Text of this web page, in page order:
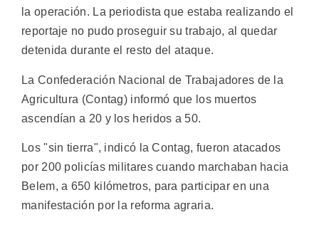
la operación. La periodista que estaba realizando el
reportaje no pudo proseguir su trabajo, al quedar
detenida durante el resto del ataque.
La Confederación Nacional de Trabajadores de la
Agricultura (Contag) informó que los muertos
ascendían a 20 y los heridos a 50.
Los "sin tierra", indicó la Contag, fueron atacados
por 200 policías militares cuando marchaban hacia
Belem, a 650 kilómetros, para participar en una
manifestación por la reforma agraria.